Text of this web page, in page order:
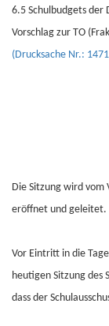
6.5 Schulbudgets der
Vorschlag zur TO
(Drucksache Nr.:
Die Sitzung wird vom
eröffnet und geleitet.
Vor Eintritt in die
heutigen Sitzung des
dass der